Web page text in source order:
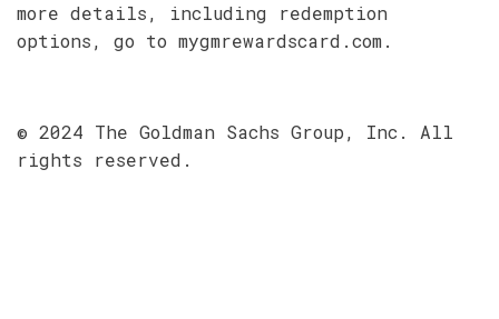
more details, including redemption
options, go to mygmrewardscard.com.
© 2024 The Goldman Sachs Group, Inc. All
rights reserved.